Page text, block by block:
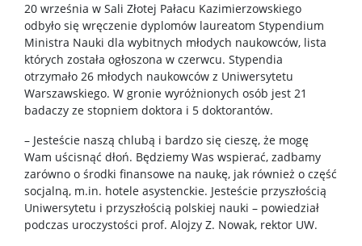
TRI-BIO-CHEM
RadFarm
Struktura
Regulaminy/zasady
20 września w Sali Złotej Pałacu Kazimierzowskiego
odbyło się wręczenie dyplomów laureatom Stypendium
Ministra Nauki dla wybitnych młodych naukowców, lista
których została ogłoszona w czerwcu. Stypendia
otrzymało 26 młodych naukowców z Uniwersytetu
Warszawskiego. W gronie wyróżnionych osób jest 21
badaczy ze stopniem doktora i 5 doktorantów.
– Jesteście naszą chlubą i bardzo się cieszę, że mogę
Wam uścisnąć dłoń. Będziemy Was wspierać, zadbamy
zarówno o środki finansowe na naukę, jak również o część
socjalną, m.in. hotele asystenckie. Jesteście przyszłością
Uniwersytetu i przyszłością polskiej nauki – powiedział
podczas uroczystości prof. Alojzy Z. Nowak, rektor UW.